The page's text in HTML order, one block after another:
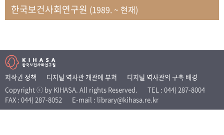
박재빈
연구부 인구역학담당실
변종화
보건정책연구실 건강증진팀
송건용
보건정책연구실
송태민
정보통계연구실 빅데이터연구센터
신희설
사업개발부 국제협력연구실
이규식
의료보험연구실
이문기
훈련부
한국보건사회연구원 (1989. ~ 현재)
저작권 정책 디지털 역사관 개관에 부쳐
디지털 역사관의 구축 배경
Copyright ⓒ by KIHASA. All rights Reserved.
TEL : 044) 287-8004
FAX : 044) 287-8052
E-mail : library@kihasa.re.kr